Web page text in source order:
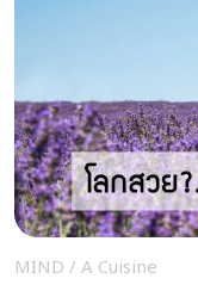
MIND / A Cuisine